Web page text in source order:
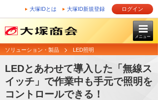
大塚IDとは 大塚ID新規登録 ログイン
メニュー
ソリューション・製品 LED照明
LEDとあわせて導入した「無線ス
イッチ」で作業中も手元で照明を
コントロールできる！